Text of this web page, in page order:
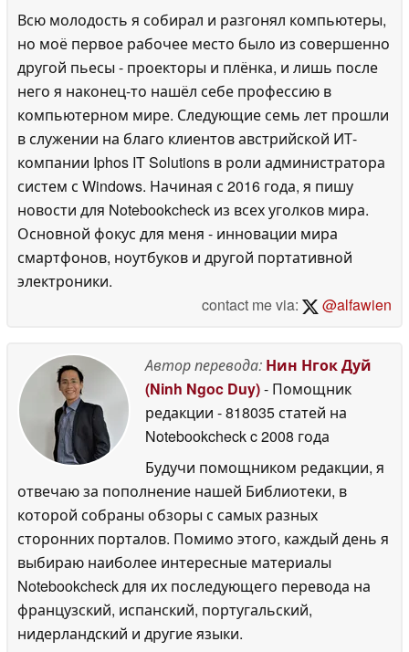
Всю молодость я собирал и разгонял компьютеры,
но моё первое рабочее место было из совершенно
другой пьесы - проекторы и плёнка, и лишь после
него я наконец-то нашёл себе профессию в
компьютерном мире. Следующие семь лет прошли
в служении на благо клиентов австрийской ИТ-
компании Iphos IT Solutions в роли администратора
систем с Windows. Начиная с 2016 года, я пишу
новости для Notebookcheck из всех уголков мира.
Основной фокус для меня - инновации мира
смартфонов, ноутбуков и другой портативной
электроники.
contact me via:
@alfawien
Автор перевода: Нин Нгок Дуй
(Ninh Ngoc Duy)- Помощник
редакции - 818035 статей на
Notebookcheckc 2008 года
Будучи помощником редакции, я
отвечаю за пополнение нашей Библиотеки, в
которой собраны обзоры с самых разных
сторонних порталов. Помимо этого, каждый день я
выбираю наиболее интересные материалы
Notebookcheck для их последующего перевода на
французский, испанский, португальский,
нидерландский и другие языки.